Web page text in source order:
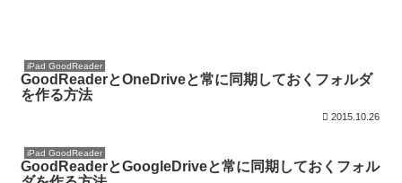
iPad GoodReader
GoodReaderとOneDriveと常に同期しておくフォルダ
を作る方法
2015.10.26
iPad GoodReader
GoodReaderとGoogleDriveと常に同期しておくフォル